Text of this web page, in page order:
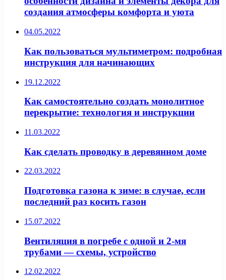
создания атмосферы комфорта и уюта
04.05.2022
Как пользоваться мультиметром: подробная
инструкция для начинающих
19.12.2022
Как самостоятельно создать монолитное
перекрытие: технология и инструкции
11.03.2022
Как сделать проводку в деревянном доме
22.03.2022
Подготовка газона к зиме: в случае, если
последний раз косить газон
15.07.2022
Вентиляция в погребе с одной и 2-мя
трубами — схемы, устройство
12.02.2022